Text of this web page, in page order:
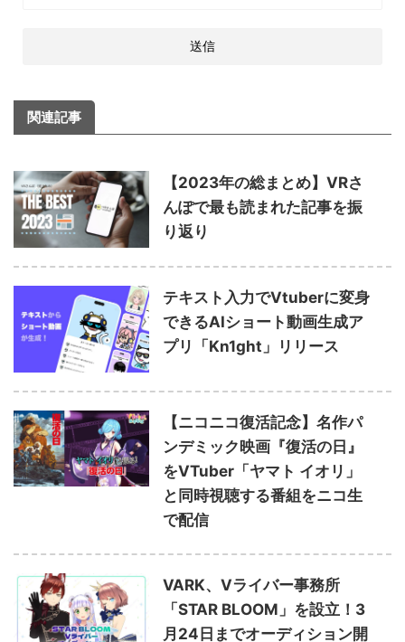
関連記事
【2023年の総まとめ】VRさ
んぽで最も読まれた記事を振
り返り
テキスト入力でVtuberに変身
できるAIショート動画生成ア
プリ「Kn1ght」リリース
【ニコニコ復活記念】名作パ
ンデミック映画『復活の日』
をVTuber「ヤマト イオリ」
と同時視聴する番組をニコ生
で配信
VARK、Vライバー事務所
「STAR BLOOM」を設⽴！3
月24日までオーディション開